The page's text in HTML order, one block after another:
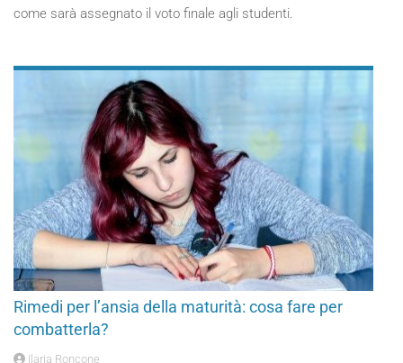
come sarà assegnato il voto finale agli studenti.
Rimedi per l’ansia della maturità: cosa fare per
combatterla?
Ilaria Roncone